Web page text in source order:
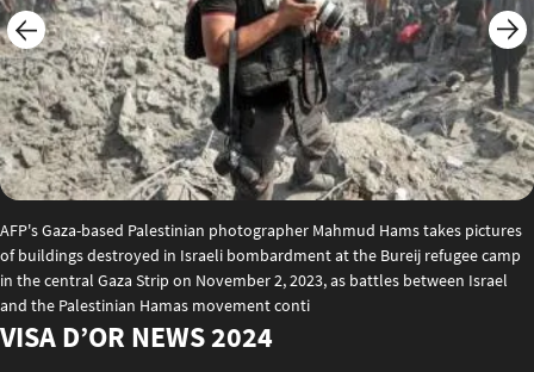
AFP's Gaza-based Palestinian photographer Mahmud Hams takes pictures
of buildings destroyed in Israeli bombardment at the Bureij refugee camp
in the central Gaza Strip on November 2, 2023, as battles between Israel
and the Palestinian Hamas movement conti
VISA D’OR NEWS 2024